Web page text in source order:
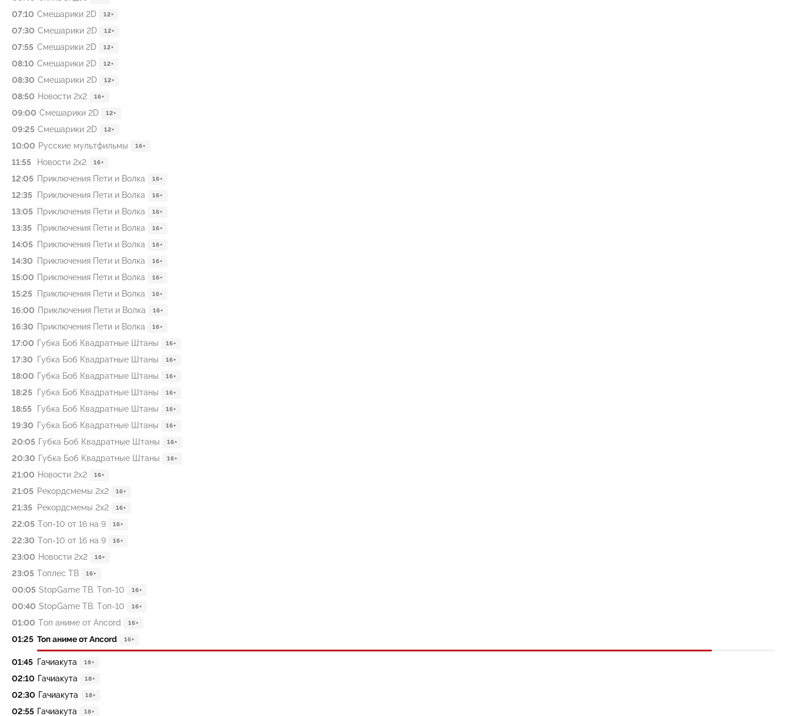
07:10 Смешарики 2D 12+
07:30 Смешарики 2D 12+
07:55 Смешарики 2D 12+
08:10 Смешарики 2D 12+
08:30 Смешарики 2D 12+
08:50 Новости 2х2 16+
09:00 Смешарики 2D 12+
09:25 Смешарики 2D 12+
10:00 Русские мультфильмы 16+
11:55 Новости 2х2 16+
12:05 Приключения Пети и Волка 16+
12:35 Приключения Пети и Волка 16+
13:05 Приключения Пети и Волка 16+
13:35 Приключения Пети и Волка 16+
14:05 Приключения Пети и Волка 16+
14:30 Приключения Пети и Волка 16+
15:00 Приключения Пети и Волка 16+
15:25 Приключения Пети и Волка 16+
16:00 Приключения Пети и Волка 16+
16:30 Приключения Пети и Волка 16+
17:00 Губка Боб Квадратные Штаны 16+
17:30 Губка Боб Квадратные Штаны 16+
18:00 Губка Боб Квадратные Штаны 16+
18:25 Губка Боб Квадратные Штаны 16+
18:55 Губка Боб Квадратные Штаны 16+
19:30 Губка Боб Квадратные Штаны 16+
20:05 Губка Боб Квадратные Штаны 16+
20:30 Губка Боб Квадратные Штаны 16+
21:00 Новости 2х2 16+
21:05 Рекордсмемы 2х2 16+
21:35 Рекордсмемы 2х2 16+
22:05 Топ-10 от 16 на 9 16+
22:30 Топ-10 от 16 на 9 16+
23:00 Новости 2х2 16+
23:05 Топлес ТВ 16+
00:05 StopGame ТВ. Топ-10 16+
00:40 StopGame ТВ. Топ-10 16+
01:00 Топ аниме от Ancord 16+
01:25 Топ аниме от Ancord 16+
01:45 Гачиакута 18+
02:10 Гачиакута 18+
02:30 Гачиакута 18+
02:55 Гачиакута 18+